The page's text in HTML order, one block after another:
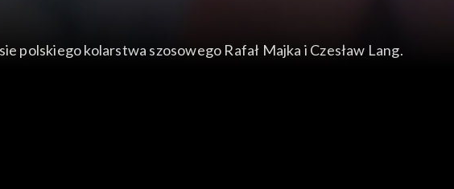
Rafał Majka i Czesław Lang.